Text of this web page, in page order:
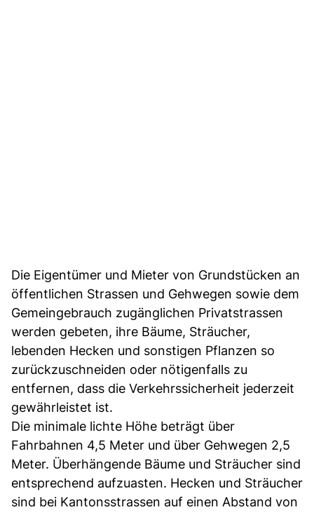
Die Eigentümer und Mieter von Grundstücken an
öffentlichen Strassen und Gehwegen sowie dem
Gemeingebrauch zugänglichen Privatstrassen
werden gebeten, ihre Bäume, Sträucher,
lebenden Hecken und sonstigen Pflanzen so
zurückzuschneiden oder nötigenfalls zu
entfernen, dass die Verkehrssicherheit jederzeit
gewährleistet ist.
Die minimale lichte Höhe beträgt über
Fahrbahnen 4,5 Meter und über Gehwegen 2,5
Meter. Überhängende Bäume und Sträucher sind
entsprechend aufzuasten. Hecken und Sträucher
sind bei Kantonsstrassen auf einen Abstand von